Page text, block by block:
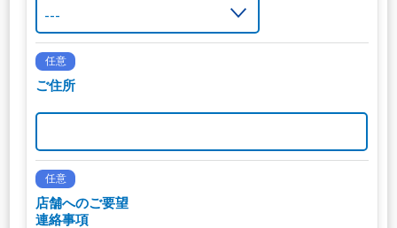
任意
ご住所
任意
店舗へのご要望
連絡事項